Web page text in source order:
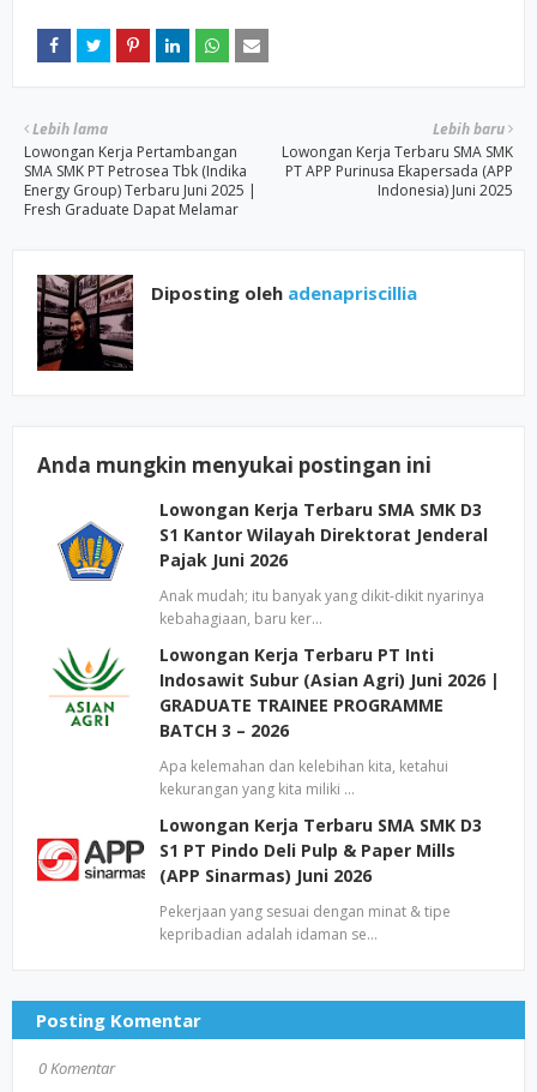
Lebih baru
Lowongan Kerja Terbaru SMA SMK
PT APP Purinusa Ekapersada (APP
Indonesia) Juni 2025
Lebih lama
Lowongan Kerja Pertambangan
SMA SMK PT Petrosea Tbk (Indika
Energy Group) Terbaru Juni 2025 |
Fresh Graduate Dapat Melamar
Diposting oleh adenapriscillia
Anda mungkin menyukai postingan ini
Lowongan Kerja Terbaru SMA SMK D3
S1 Kantor Wilayah Direktorat Jenderal
Pajak Juni 2026
Anak mudah; itu banyak yang dikit-dikit nyarinya
kebahagiaan, baru ker…
Lowongan Kerja Terbaru PT Inti
Indosawit Subur (Asian Agri) Juni 2026 |
GRADUATE TRAINEE PROGRAMME
BATCH 3 – 2026
Apa kelemahan dan kelebihan kita, ketahui
kekurangan yang kita miliki …
Lowongan Kerja Terbaru SMA SMK D3
S1 PT Pindo Deli Pulp & Paper Mills
(APP Sinarmas) Juni 2026
Pekerjaan yang sesuai dengan minat & tipe
kepribadian adalah idaman se…
Posting Komentar
0 Komentar